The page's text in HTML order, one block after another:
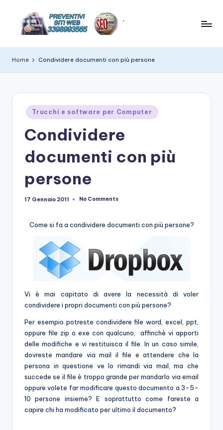
r
e
a
w
si
suggerimenti
Home Condividere documenti con più persone
Posted
in
Trucchi e software per Computer
Condividere
documenti con più
persone
17 Gennaio 2011 No Comments
Come si fa a condividere documenti con più persone?
Vi è mai capitato di avere la necessità di voler
condividere i propri documenti con più persone?
Per esempio potreste condividere file word, excel, ppt,
oppure file zip o exe con qualcuno, affinchè vi apporti
delle modifiche e vi restituisca il file. In un caso simile,
dovreste mandare via mail il file e attendere che la
persona in questione ve lo rimandi via mail, ma che
succede se il file è troppo grande per mandarlo via email
oppure volete far modificare questo documento a 3-5-
10 persone insieme? E soprattutto come fareste a
capire chi ha modificato per ultimo il documento?